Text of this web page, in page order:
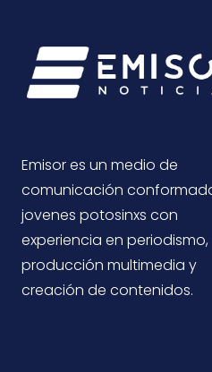
Emisor es un medio de
comunicación
jovenes potosinxs con
experiencia en periodismo,
producción multimedia y
creación de contenidos.